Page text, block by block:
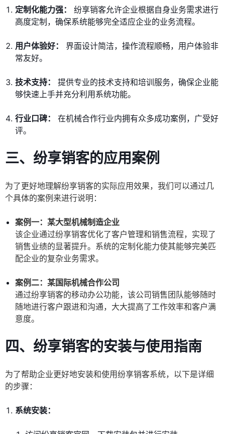
定制化能力强：
纷享销客允许企业根据自身业务需求进行
高度定制，确保系统能够完全适应企业的业务流程。
用户体验好：
界面设计简洁，操作流程顺畅，用户体验非
常友好。
技术支持：
提供专业的技术支持和培训服务，确保企业能
够快速上手并充分利用系统功能。
行业口碑：
在机械合作行业内拥有众多成功案例，广受好
评。
三、 纷享销客的应用案例
为了更好地理解纷享销客的实际应用效果，我们可以通过几
个具体的案例来进行说明：
案例一：某大型机械制造企业
该企业通过纷享销客优化了客户管理和销售流程，实现了
销售业绩的显著提升。系统的定制化能力使其能够完美匹
配企业的复杂业务需求。
案例二：某国际机械合作公司
通过纷享销客的移动办公功能，该公司销售团队能够随时
随地进行客户跟进和沟通，大大提高了工作效率和客户满
意度。
四、 纷享销客的安装与使用指南
为了帮助企业更好地安装和使用纷享销客系统，以下是详细
的步骤：
系统安装：